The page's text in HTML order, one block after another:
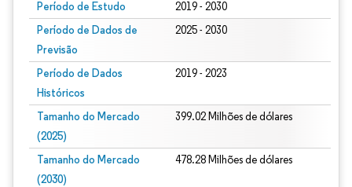
Período de Estudo 2019 - 2030
Período de Dados de
Previsão
2025 - 2030
Período de Dados
Históricos
2019 - 2023
Tamanho do Mercado
(2025)
399.02 Milhões de dólares
Tamanho do Mercado
(2030)
478.28 Milhões de dólares